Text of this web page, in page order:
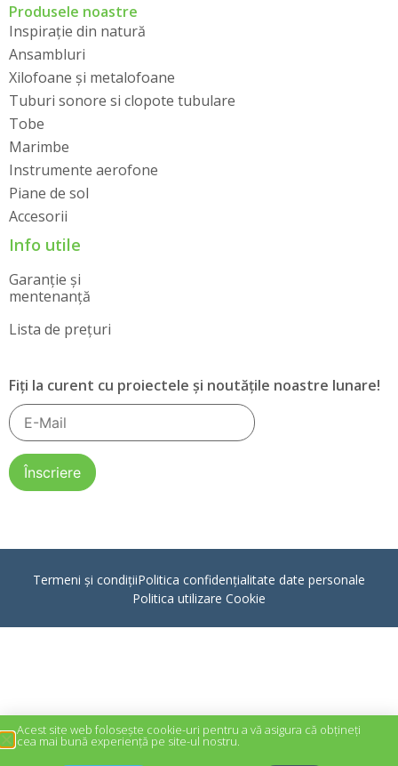
Produsele noastre
Inspirație din natură
Ansambluri
Xilofoane și metalofoane
Tuburi sonore si clopote tubulare
Tobe
Marimbe
Instrumente aerofone
Piane de sol
Accesorii
Info utile
Garanție și
mentenanță
Lista de prețuri
Fiți la curent cu proiectele și noutățile noastre lunare!
Termeni și condițiiPolitica confidențialitate date personale
Politica utilizare Cookie
Acest site web folosește cookie-uri pentru a vă asigura că obțineți
cea mai bună experiență pe site-ul nostru.